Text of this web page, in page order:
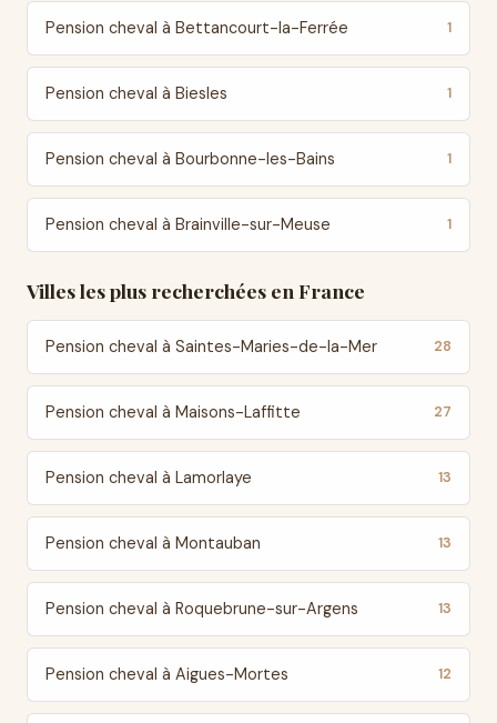
Pension cheval à Bettancourt-la-Ferrée 1
Pension cheval à Biesles 1
Pension cheval à Bourbonne-les-Bains 1
Pension cheval à Brainville-sur-Meuse 1
Villes les plus recherchées en France
Pension cheval à Saintes-Maries-de-la-Mer 28
Pension cheval à Maisons-Laffitte 27
Pension cheval à Lamorlaye 13
Pension cheval à Montauban 13
Pension cheval à Roquebrune-sur-Argens 13
Pension cheval à Aigues-Mortes 12